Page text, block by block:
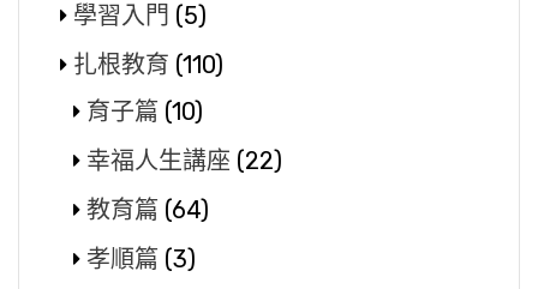
學習入門 (5)
扎根教育 (110)
育子篇 (10)
幸福人生講座 (22)
教育篇 (64)
孝順篇 (3)